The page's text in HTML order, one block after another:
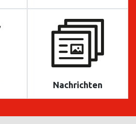
Nachrichten